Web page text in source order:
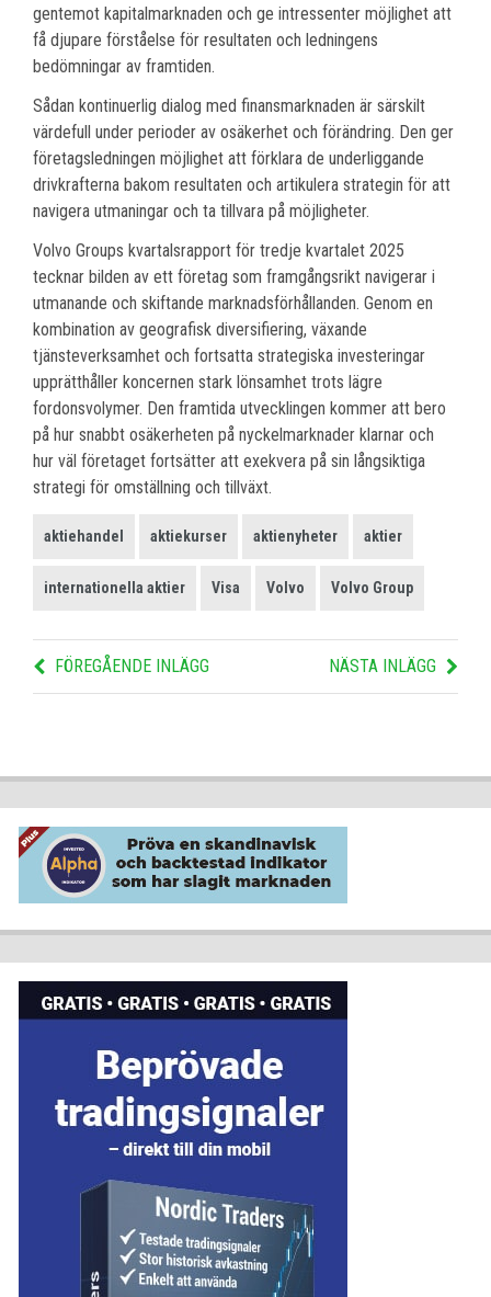
gentemot kapitalmarknaden och ge intressenter möjlighet att
få djupare förståelse för resultaten och ledningens
bedömningar av framtiden.
Sådan kontinuerlig dialog med finansmarknaden är särskilt
värdefull under perioder av osäkerhet och förändring. Den ger
företagsledningen möjlighet att förklara de underliggande
drivkrafterna bakom resultaten och artikulera strategin för att
navigera utmaningar och ta tillvara på möjligheter.
Volvo Groups kvartalsrapport för tredje kvartalet 2025
tecknar bilden av ett företag som framgångsrikt navigerar i
utmanande och skiftande marknadsförhållanden. Genom en
kombination av geografisk diversifiering, växande
tjänsteverksamhet och fortsatta strategiska investeringar
upprätthåller koncernen stark lönsamhet trots lägre
fordonsvolymer. Den framtida utvecklingen kommer att bero
på hur snabbt osäkerheten på nyckelmarknader klarnar och
hur väl företaget fortsätter att exekvera på sin långsiktiga
strategi för omställning och tillväxt.
aktiehandel aktiekurser aktienyheter aktier
internationella aktier Visa Volvo Volvo Group
FÖREGÅENDE INLÄGG NÄSTA INLÄGG